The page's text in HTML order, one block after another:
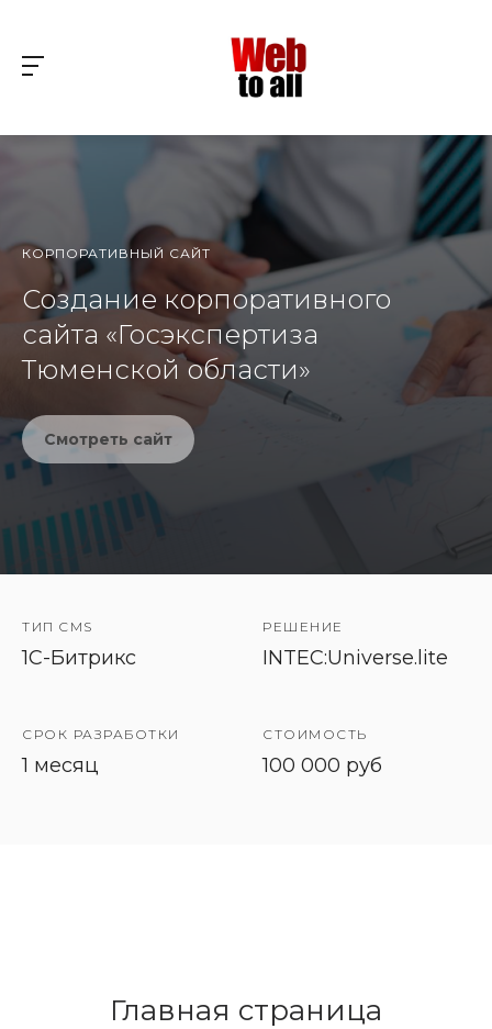
КОРПОРАТИВНЫЙ САЙТ
Создание корпоративного
сайта «Госэкспертиза
Тюменской области»
Смотреть сайт
ТИП CMS
1C-Битрикс
РЕШЕНИЕ
INTEC:Universe.lite
СРОК РАЗРАБОТКИ
1 месяц
СТОИМОСТЬ
100 000 руб
Главная страница